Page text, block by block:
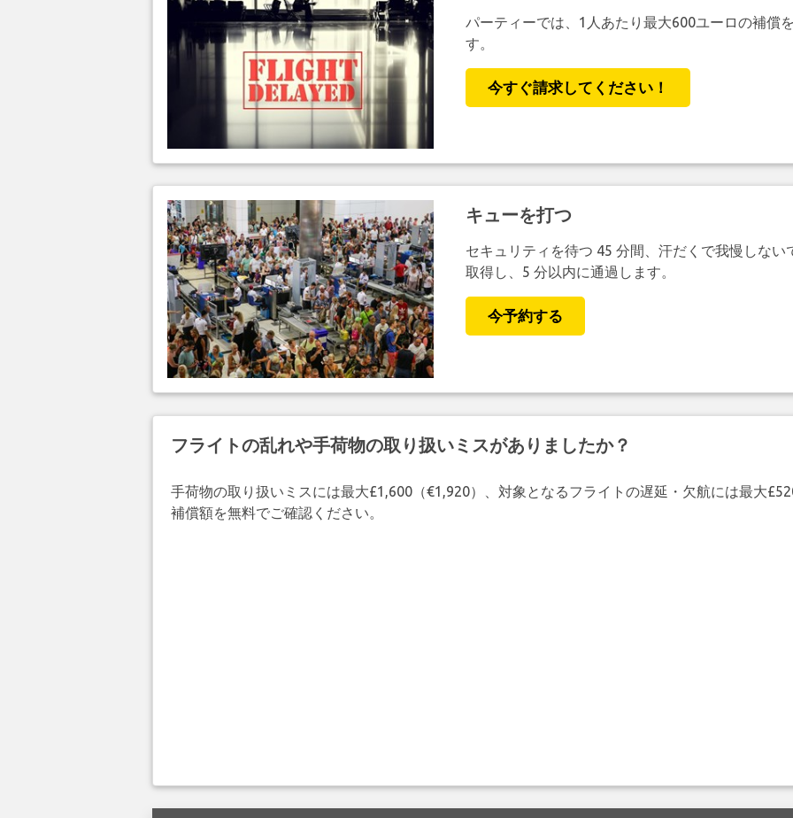
パーティーでは、1人あたり最大600ユーロの補償
す。
今すぐ請求してください！
キューを打つ
セキュリティを待つ 45 分間、汗だくで我慢しな
取得し、5 分以内に通過します。
今予約する
フライトの乱れや手荷物の取り扱いミスがありましたか？
手荷物の取り扱いミスには最大£1,600（€1,920）、対象となるフライトの遅延・欠航には最大
補償額を無料でご確認ください。